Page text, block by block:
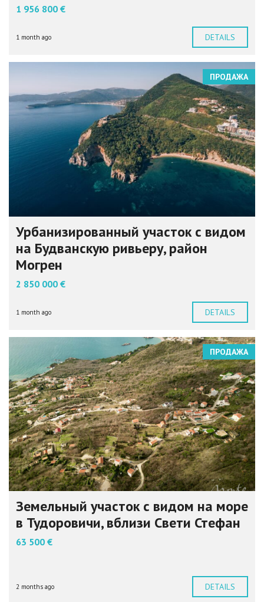
1 956 800 €
1 month ago DETAILS
ПРОДАЖА
Урбанизированный участок с видом
на Будванскую ривьеру, район
Могрен
2 850 000 €
1 month ago DETAILS
ПРОДАЖА
Земельный участок с видом на море
в Тудоровичи, вблизи Свети Стефан
63 500 €
2 months ago DETAILS